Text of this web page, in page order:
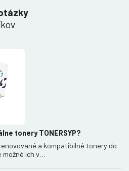
tonery TONERSYP?
a kompatibilné tonery do
možné ich v…